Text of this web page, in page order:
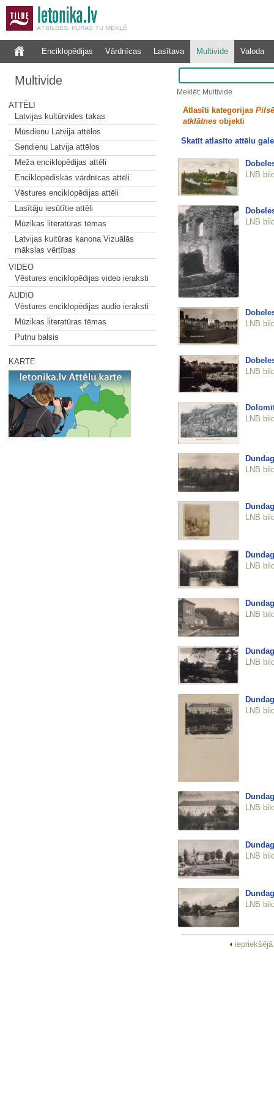
Enciklopēdijas Vārdnīcas Lasītava Multivide Valoda
Multivide
ATTĒLI
Latvijas kultūrvides takas
Mūsdienu Latvija attēlos
Sendienu Latvija attēlos
Meža enciklopēdijas attēli
Enciklopēdiskās vārdnīcas attēli
Vēstures enciklopēdijas attēli
Lasītāju iesūtītie attēli
Mūzikas literatūras tēmas
Latvijas kultūras kanona Vizuālās
mākslas vērtības
VIDEO
Vēstures enciklopēdijas video ieraksti
AUDIO
Vēstures enciklopēdijas audio ieraksti
Mūzikas literatūras tēmas
Putnu balsis
KARTE
Meklēt: Multivide
Atlasīti kategorijas
atklātnesobjekti
Skatīt atlasīto attēlu
LNB
LNB
LNB
LNB
LNB
LNB
LNB
LNB
LNB
LNB
LNB
LNB
LNB
LNB